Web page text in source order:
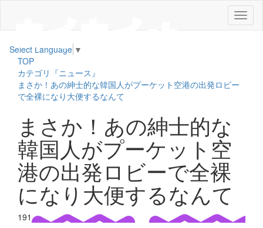
メ
ニ
Select Language ▼
TOP
カテゴリ『ニュース』
まさか！あの紳士的な韓国人がプーケット空港の出発ロビー
で全裸になり大便するなんて
まさか！あの紳士的な
韓国人がプーケット空
港の出発ロビーで全裸
になり大便するなんて
191